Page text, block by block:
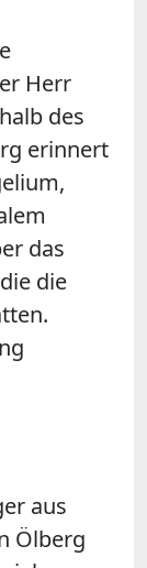
Herr
des
erinnert
das
die
aus
Ölberg